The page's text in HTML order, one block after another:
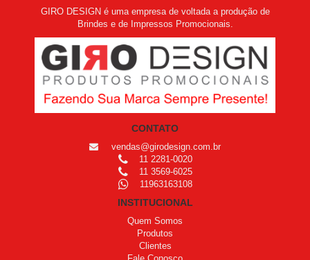
GIRO DESIGN é uma empresa de voltada a produção de
Brindes e de Impressos Promocionais.
CONTATO
vendas@girodesign.com.br
11 2281-0020
11 3569-6025
11963163108
INSTITUCIONAL
Quem Somos
Produtos
Clientes